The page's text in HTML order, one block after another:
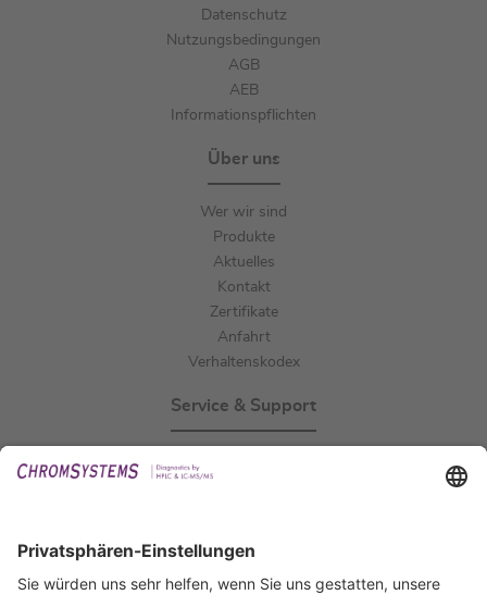
Datenschutz
Nutzungsbedingungen
AGB
AEB
Informationspflichten
Über uns
Wer wir sind
Produkte
Aktuelles
Kontakt
Zertifikate
Anfahrt
Verhaltenskodex
Service & Support
IFU anfordern